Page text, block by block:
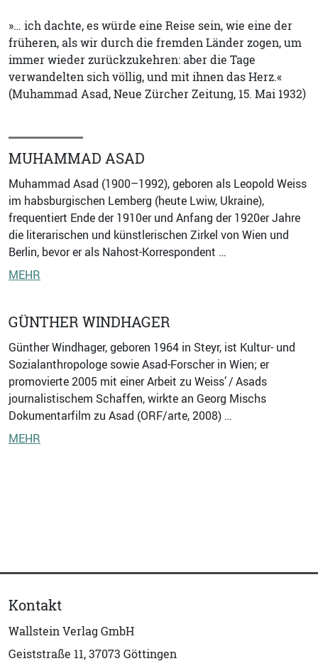
»… ich dachte, es würde eine Reise sein, wie eine der
früheren, als wir durch die fremden Länder zogen, um
immer wieder zurückzukehren: aber die Tage
verwandelten sich völlig, und mit ihnen das Herz.«
(Muhammad Asad, Neue Zürcher Zeitung, 15. Mai 1932)
MUHAMMAD ASAD
Muhammad Asad (1900–1992), geboren als Leopold Weiss
im habsburgischen Lemberg (heute Lwiw, Ukraine),
frequentiert Ende der 1910er und Anfang der 1920er Jahre
die literarischen und künstlerischen Zirkel von Wien und
Berlin, bevor er als Nahost-Ko­r­respondent …
MEHR
GÜNTHER WINDHAGER
Günther Windhager, geboren 1964 in Steyr, ist Kultur- und
Sozialanthropologe sowie Asad-Forscher in Wien; er
promovierte 2005 mit einer Arbeit zu Weiss’ / Asads
journalistischem Schaffen, wirkte an Georg Mischs
Dokumentarfilm zu Asad (ORF/arte, 2008) …
MEHR
Kontakt
Wallstein Verlag GmbH
Geiststraße 11, 37073 Göttingen